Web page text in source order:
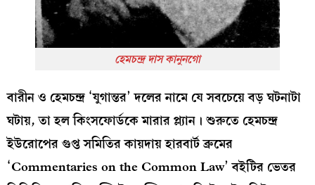
হেমচন্দ্র দাস কানুনগো
বারীন ও হেমচন্দ্র ‘যুগান্তর’ দলের নামে যে সবচেয়ে বড় ঘটনাটা
ঘটায়, তা হল কিংসফোর্ডকে মারার প্ল‍্যান। শুরুতে হেমচন্দ্র
ইউরোপের গুপ্ত সমিতির কায়দায় হারবার্ট ব্রুমের
‘Commentaries on the Common Law’ বইটির ভেতর